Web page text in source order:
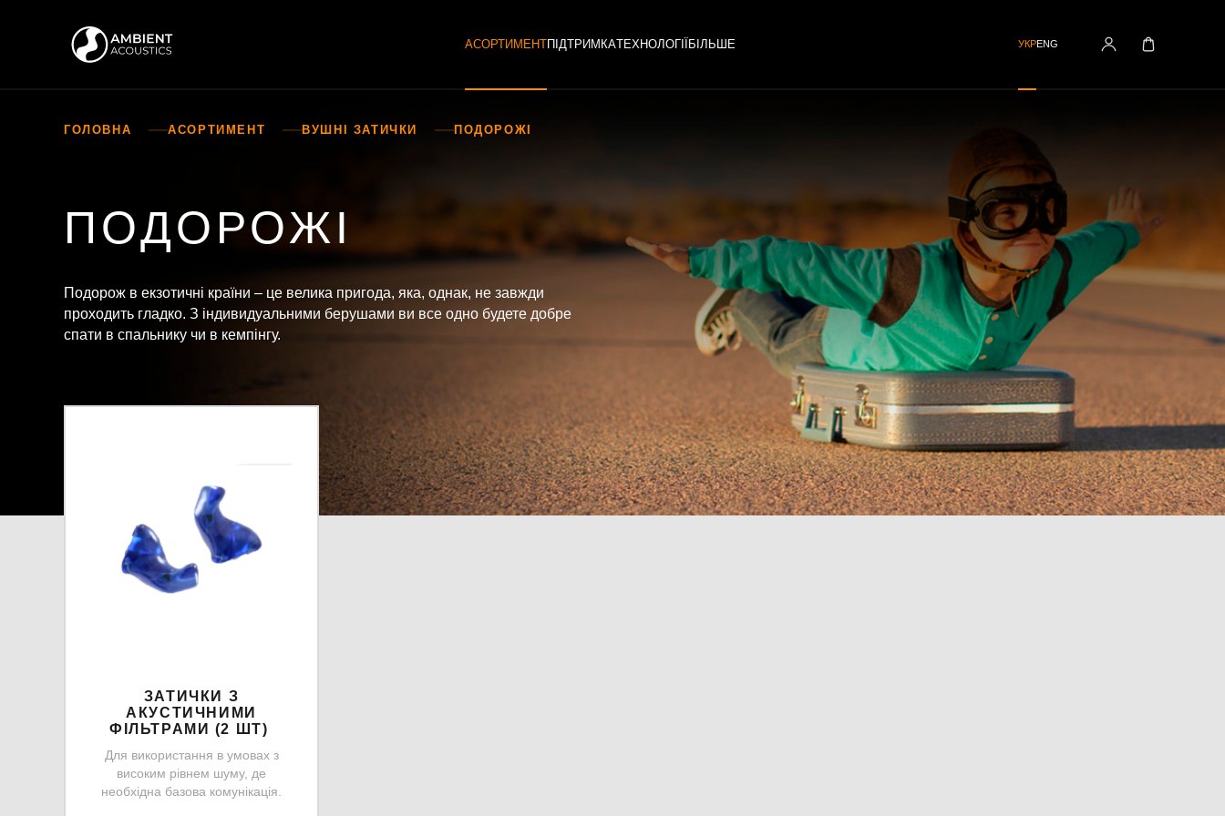
АСОРТИМЕНТПІДТРИМКАТЕХНОЛОГІЇ БІЛЬШЕ УКРENG
ГОЛОВНА АСОРТИМЕНТ ВУШНІ ЗАТИЧКИ ПОДОРОЖІ
ПОДОРОЖІ
Подорож в екзотичні країни – це велика пригода, яка, однак, не завжди
проходить гладко. З індивидуальними берушами ви все одно будете добре
спати в спальнику чи в кемпінгу.
ЗАТИЧКИ З
АКУСТИЧНИМИ
ФІЛЬТРАМИ (2 ШТ)
Для використання в умовах з
високим рівнем шуму, де
необхідна базова комунікація.